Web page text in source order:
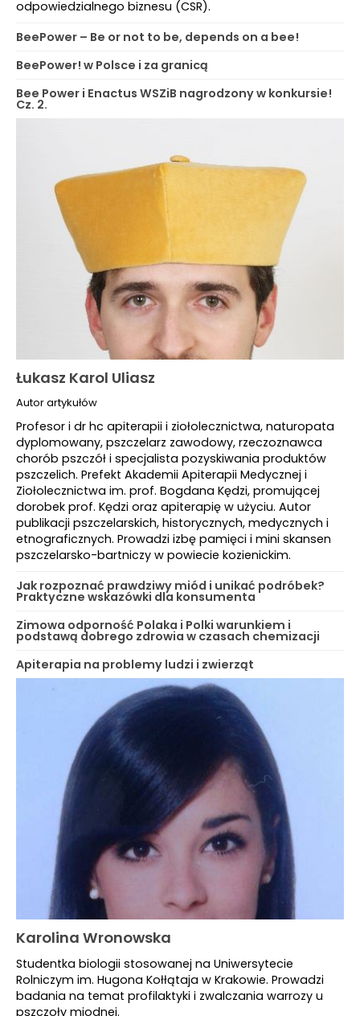
odpowiedzialnego biznesu (CSR).
BeePower – Be or not to be, depends on a bee!
BeePower! w Polsce i za granicą
Bee Power i Enactus WSZiB nagrodzony w konkursie!
Cz. 2.
Łukasz Karol Uliasz
Autor artykułów
Profesor i dr hc apiterapii i ziołolecznictwa, naturopata
dyplomowany, pszczelarz zawodowy, rzeczoznawca
chorób pszczół i specjalista pozyskiwania produktów
pszczelich. Prefekt Akademii Apiterapii Medycznej i
Ziołolecznictwa im. prof. Bogdana Kędzi, promującej
dorobek prof. Kędzi oraz apiterapię w użyciu. Autor
publikacji pszczelarskich, historycznych, medycznych i
etnograficznych. Prowadzi izbę pamięci i mini skansen
pszczelarsko-bartniczy w powiecie kozienickim.
Jak rozpoznać prawdziwy miód i unikać podróbek?
Praktyczne wskazówki dla konsumenta
Zimowa odporność Polaka i Polki warunkiem i
podstawą dobrego zdrowia w czasach chemizacji
Apiterapia na problemy ludzi i zwierząt
Karolina Wronowska
Studentka biologii stosowanej na Uniwersytecie
Rolniczym im. Hugona Kołłątaja w Krakowie. Prowadzi
badania na temat profilaktyki i zwalczania warrozy u
pszczoły miodnej.